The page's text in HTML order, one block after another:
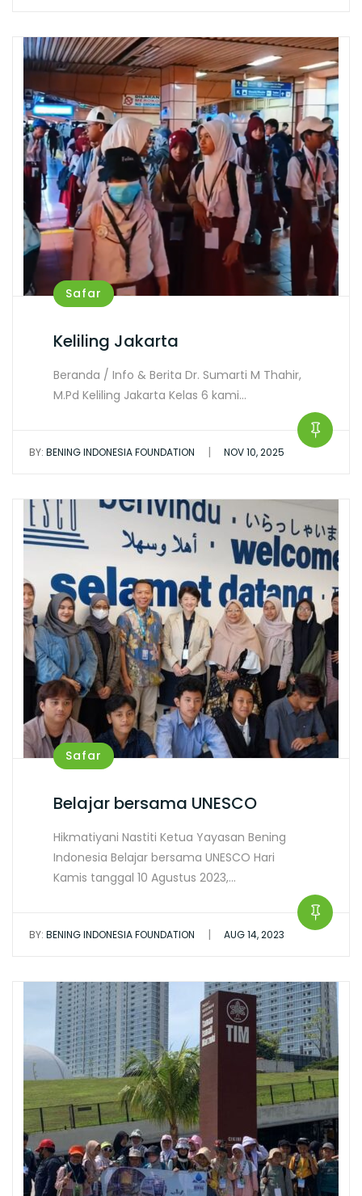
Safar
Keliling Jakarta
Beranda / Info & Berita Dr. Sumarti M Thahir,
M.Pd Keliling Jakarta Kelas 6 kami…
BY: BENING INDONESIA FOUNDATION | NOV 10, 2025
Safar
Belajar bersama UNESCO
Hikmatiyani Nastiti Ketua Yayasan Bening
Indonesia Belajar bersama UNESCO Hari
Kamis tanggal 10 Agustus 2023,…
BY: BENING INDONESIA FOUNDATION | AUG 14, 2023